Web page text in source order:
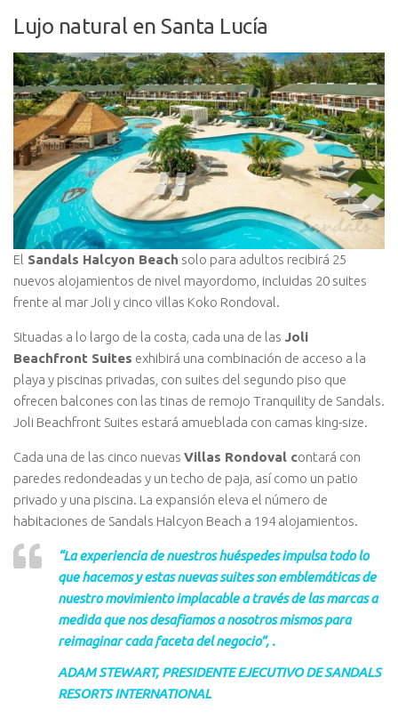
Lujo natural en Santa Lucía
El Sandals Halcyon Beach solo para adultos recibirá 25
nuevos alojamientos de nivel mayordomo, incluidas 20 suites
frente al mar Joli y cinco villas Koko Rondoval.
Situadas a lo largo de la costa, cada una de las Joli
Beachfront Suites exhibirá una combinación de acceso a la
playa y piscinas privadas, con suites del segundo piso que
ofrecen balcones con las tinas de remojo Tranquility de Sandals.
Joli Beachfront Suites estará amueblada con camas king-size.
Cada una de las cinco nuevas Villas Rondoval contará con
paredes redondeadas y un techo de paja, así como un patio
privado y una piscina. La expansión eleva el número de
habitaciones de Sandals Halcyon Beach a 194 alojamientos.
“La experiencia de nuestros huéspedes impulsa todo lo
que hacemos y estas nuevas suites son emblemáticas de
nuestro movimiento implacable a través de las marcas a
medida que nos desafiamos a nosotros mismos para
reimaginar cada faceta del negocio”, .
ADAM STEWART, PRESIDENTE EJECUTIVO DE SANDALS
RESORTS INTERNATIONAL